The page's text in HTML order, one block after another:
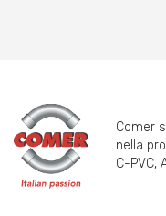
Comer
nella
C-PVC,